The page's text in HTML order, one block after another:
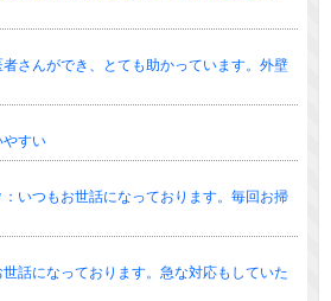
さんができ、とても助かっています。外壁
やすい
いつもお世話になっております。毎回お掃
話になっております。急な対応もしていた